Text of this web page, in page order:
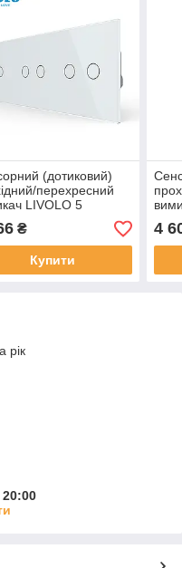
(дотиковий)
перехресний
LIVOLO 5
(1-2-2) білий скло
₴
Купити
4
рік